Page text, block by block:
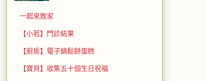
一起來敗家
【小若】門診結果
【廚房】電子鍋鬆餅蛋糕
【寶貝】收集五十個生日祝福